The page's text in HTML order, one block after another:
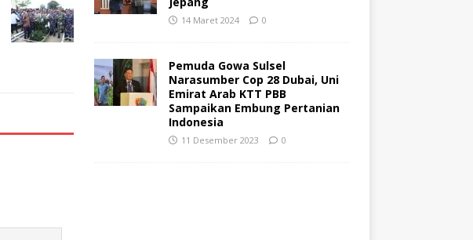
14 Maret 2024 0
Pemuda Gowa Sulsel
Narasumber Cop 28 Dubai, Uni
Emirat Arab KTT PBB
Sampaikan Embung Pertanian
Indonesia
11 Desember 2023 0